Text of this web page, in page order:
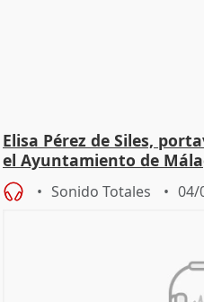
Elisa Pérez de Siles,
el Ayuntamiento de
Sonido Totales 04/